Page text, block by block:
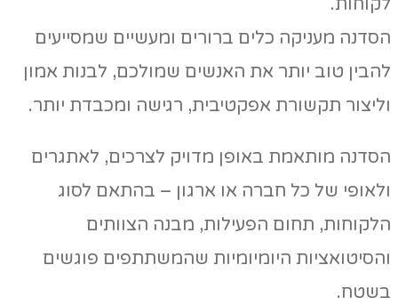
לקוחות.
הסדנה מעניקה כלים ברורים ומעשיים שמסייעים
להבין טוב יותר את האנשים שמולכם, לבנות אמון
וליצור תקשורת אפקטיבית, רגישה ומכבדת יותר.
הסדנה מותאמת באופן מדויק לצרכים, לאתגרים
ולאופי של כל חברה או ארגון – בהתאם לסוג
הלקוחות, תחום הפעילות, מבנה הצוותים
והסיטואציות היומיומיות שהמשתתפים פוגשים
בשטח.